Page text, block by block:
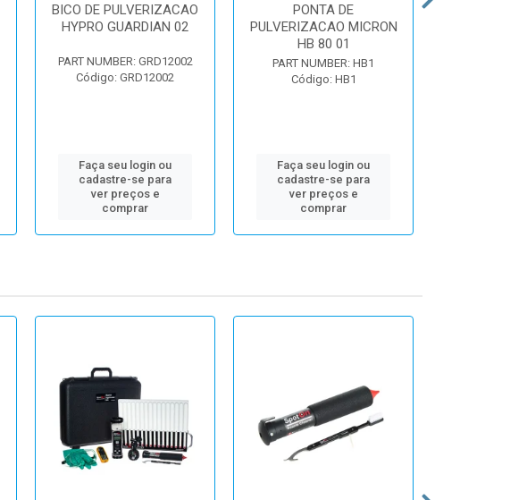
BICO DE PULVERIZACAO
HYPRO GUARDIAN 02
PART NUMBER: GRD12002
Código: GRD12002
Faça seu login ou
cadastre-se para
ver preços e
comprar
PONTA DE
PULVERIZACAO MICRON
HB 80 01
PART NUMBER: HB1
Código: HB1
Faça seu login ou
cadastre-se para
ver preços e
comprar